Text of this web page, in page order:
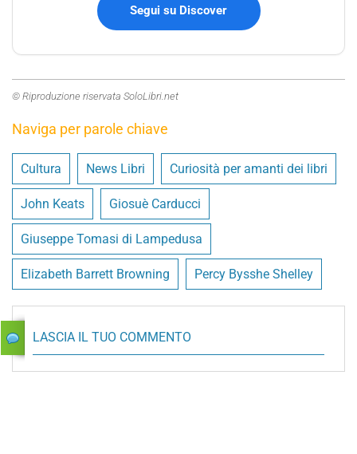
Segui su Discover
© Riproduzione riservata SoloLibri.net
Naviga per parole chiave
Cultura News Libri Curiosità per amanti dei libri
John Keats Giosuè Carducci
Giuseppe Tomasi di Lampedusa
Elizabeth Barrett Browning Percy Bysshe Shelley
LASCIA IL TUO COMMENTO